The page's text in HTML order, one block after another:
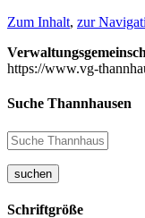
Zum Inhalt, zur
https://www.vg-
Suche Thannhausen
suchen
Schriftgröße